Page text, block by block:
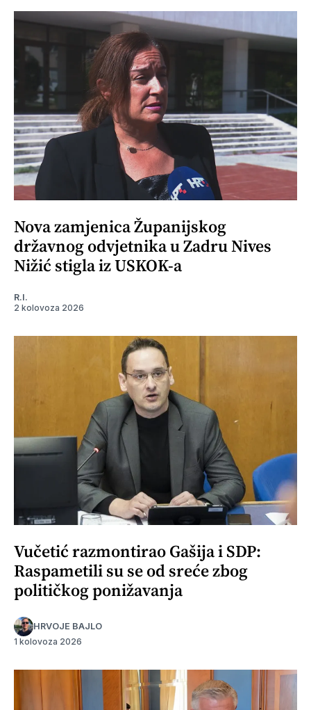
Nova zamjenica Županijskog
državnog odvjetnika u Zadru Nives
Nižić stigla iz USKOK-a
R.I.
2 kolovoza 2026
Vučetić razmontirao Gašija i SDP:
Raspametili su se od sreće zbog
političkog ponižavanja
HRVOJE BAJLO
1 kolovoza 2026